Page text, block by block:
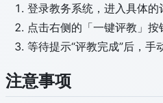
登录教务系统，进入具体的
点击右侧的「一键评教」按
等待提示“评教完成”后，
注意事项